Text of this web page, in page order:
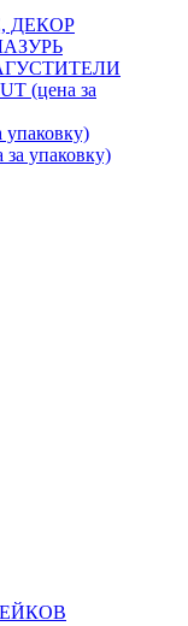
ДЕКОР
(цена за
упаковку)